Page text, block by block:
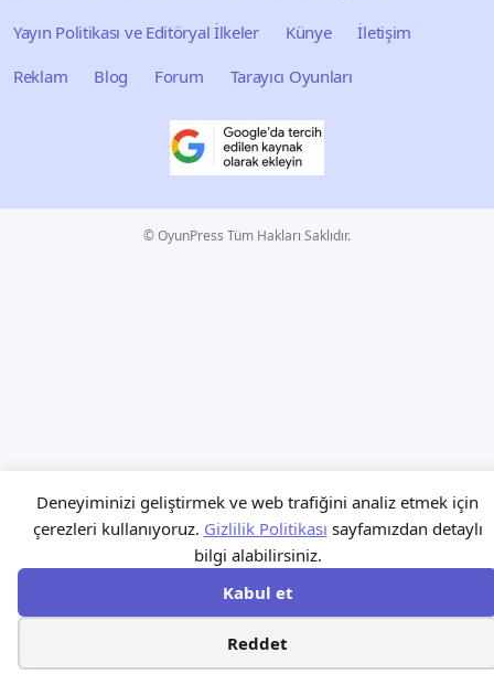
Deneyiminizi geliştirmek ve web trafiğini analiz etmek için
çerezleri kullanıyoruz. Gizlilik Politikası sayfamızdan detaylı
bilgi alabilirsiniz.
Kabul et
Reddet
Yayın Politikası ve Editöryal İlkeler
Künye
İletişim
Reklam
Blog Forum Tarayıcı Oyunları
© OyunPress Tüm Hakları Saklıdır.